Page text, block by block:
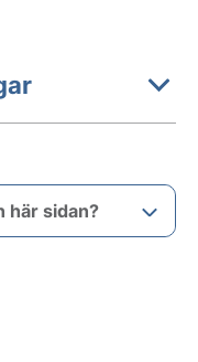
här sidan?